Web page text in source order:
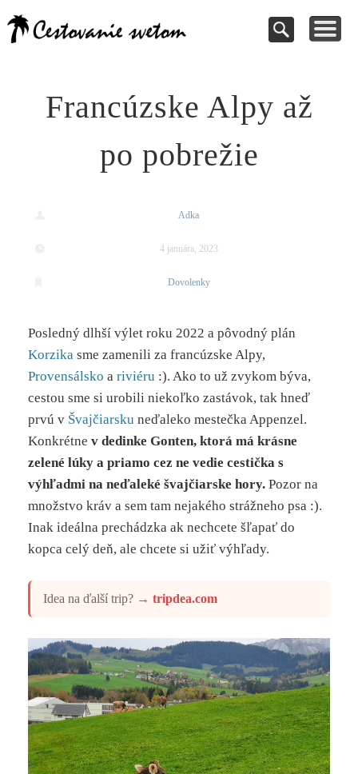
Cestovanie a
dovolenky
DOVOLENKY Cestujte s nami
VAŠE PRÍSPEVKY Inšpirujte sa
TIPY NA VÝLETY Kde vycestovať
NÁVODY Pomoc pri rezervácii
Francúzske Alpy až
po pobrežie
Adka
4 januára, 2023
Dovolenky
Posledný dlhší výlet roku 2022 a pôvodný plán
Korzika sme zamenili za francúzske Alpy,
Provensálsko ariviéru :). Ako to už zvykom býva,
cestou sme si urobili niekoľko zastávok, tak hneď
prvú v Švajčiarsku neďaleko mestečka Appenzel.
Konkrétnev dedinke Gonten, ktorá má krásne
zelené lúky a priamo cez ne vedie cestička s
výhľadmi na neďaleké švajčiarske hory.Pozor na
množstvo kráv a sem tam nejakého strážneho psa :).
Inak ideálna prechádzka ak nechcete šľapať do
kopca celý deň, ale chcete si užiť výhľady.
Idea na ďalší trip? → tripdea.com